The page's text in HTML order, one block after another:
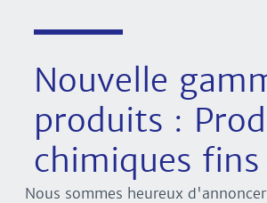
Nouvelle
produits :
chimiques fins
Nous sommes heureux